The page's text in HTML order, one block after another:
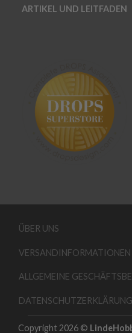
ARTIKEL UND LEITFADEN
ÜBER UNS
VERSANDINFORMATIONEN
ALLGEMEINE
DATENSCHUTZERKLÄRUNG
Copyright 2026 ©